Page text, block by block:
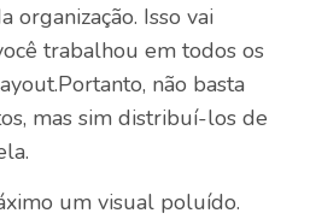
organização. Isso vai
trabalhou em todos os
não basta
mas sim distribuí-los de
um visual poluído.